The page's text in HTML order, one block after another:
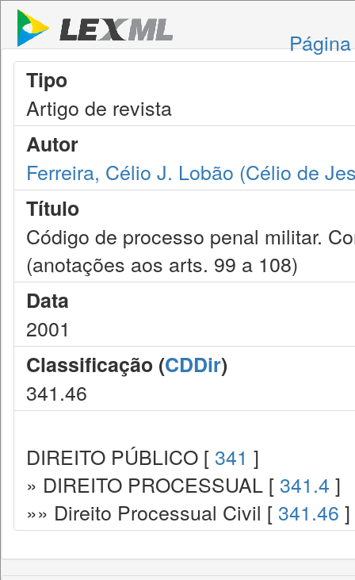
Tipo
Artigo de revista
Autor
Ferreira, Célio J. Lobão (Célio de
Título
Código de processo penal militar.
(anotações aos arts. 99 a 108)
Data
2001
Classificação (CDDir)
341.46
DIREITO PÚBLICO [ 341 ]
» DIREITO PROCESSUAL [ 341.4 ]
»» Direito Processual Civil [ 341.46 ]